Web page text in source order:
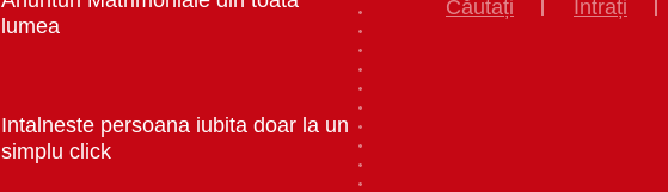
lumea
Intalneste persoana iubita doar la un
simplu click
Căutați Intrați